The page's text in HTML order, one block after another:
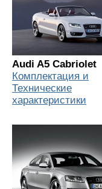
Audi A5 Cabriolet
Комплектация и
Технические
характеристики